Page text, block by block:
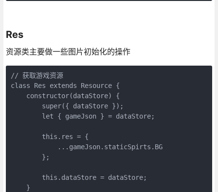
Res
资源类主要做一些图片初始化的操作
// 获取游戏资源
class Res extends Resource {
    constructor(dataStore) {
        super({ dataStore });
        let { gameJson } = dataStore;
        this.res = {
            ...gameJson.staticSpirts.BG
        };
        this.dataStore = dataStore;
    }